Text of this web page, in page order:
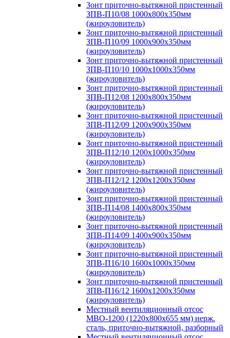
Зонт приточно-вытяжной пристенный
ЗПВ-П10/08 1000х800х350мм
(жироуловитель)
Зонт приточно-вытяжной пристенный
ЗПВ-П10/09 1000х900х350мм
(жироуловитель)
Зонт приточно-вытяжной пристенный
ЗПВ-П10/10 1000х1000х350мм
(жироуловитель)
Зонт приточно-вытяжной пристенный
ЗПВ-П12/08 1200х800х350мм
(жироуловитель)
Зонт приточно-вытяжной пристенный
ЗПВ-П12/09 1200х900х350мм
(жироуловитель)
Зонт приточно-вытяжной пристенный
ЗПВ-П12/10 1200х1000х350мм
(жироуловитель)
Зонт приточно-вытяжной пристенный
ЗПВ-П12/12 1200х1200х350мм
(жироуловитель)
Зонт приточно-вытяжной пристенный
ЗПВ-П14/08 1400х800х350мм
(жироуловитель)
Зонт приточно-вытяжной пристенный
ЗПВ-П14/09 1400х900х350мм
(жироуловитель)
Зонт приточно-вытяжной пристенный
ЗПВ-П16/10 1600х1000х350мм
(жироуловитель)
Зонт приточно-вытяжной пристенный
ЗПВ-П16/12 1600х1200х350мм
(жироуловитель)
Местный вентиляционный отсос
МВО-1200 (1220х800х655 мм) нерж.
сталь, приточно-вытяжной, разборный